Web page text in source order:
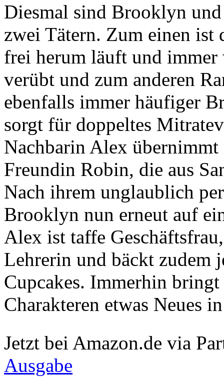
Diesmal sind Brooklyn
zwei Tätern. Zum einen ist
frei herum läuft und
verübt und zum anderen
ebenfalls immer häufiger
sorgt für doppeltes
Nachbarin Alex
Freundin Robin, die aus
Nach ihrem unglaublich
Brooklyn nun erneut auf
Alex ist taffe
Lehrerin und bäckt zudem
Cupcakes. Immerhin
Charakteren etwas Neues
Jetzt bei Amazon.de via
Ausgabe